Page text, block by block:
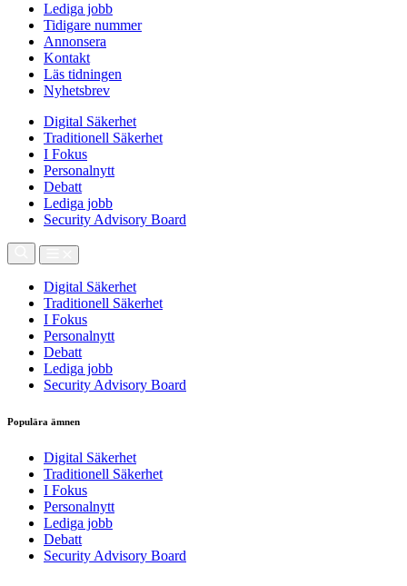
Lediga jobb
Tidigare nummer
Annonsera
Kontakt
Läs tidningen
Nyhetsbrev
Digital Säkerhet
Traditionell Säkerhet
I Fokus
Personalnytt
Debatt
Lediga jobb
Security Advisory Board
Digital Säkerhet
Traditionell Säkerhet
I Fokus
Personalnytt
Debatt
Lediga jobb
Security Advisory Board
Populära ämnen
Digital Säkerhet
Traditionell Säkerhet
I Fokus
Personalnytt
Lediga jobb
Debatt
Security Advisory Board